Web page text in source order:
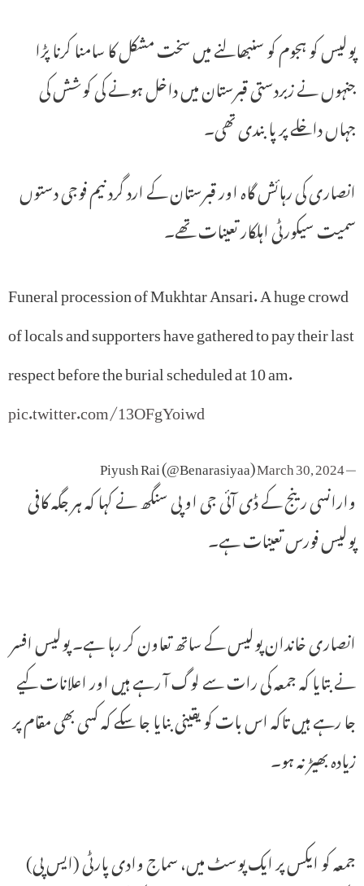
پولیس کو ہجوم کو سنبھالنے میں سخت مشکل کا سامنا کرنا پڑا
جنہوں نے زبردستی قبرستان میں داخل ہونے کی کوشش کی
جہاں داخلے پر پابندی تھی۔
انصاری کی رہائش گاہ اور قبرستان کے ارد گرد نیم فوجی دستوں
سمیت سیکورٹی اہلکار تعینات تھے۔
Funeral procession of Mukhtar Ansari. A huge crowd
of locals and supporters have gathered to pay their last
respect before the burial scheduled at 10 am.
pic.twitter.com/13OFgYoiwd
— Piyush Rai (@Benarasiyaa)
March 30, 2024
وارانسی رینج کے ڈی آئی جی او پی سنگھ نے کہا کہ ہر جگہ کافی
پولیس فورس تعینات ہے۔
انصاری خاندان پولیس کے ساتھ تعاون کر رہا ہے۔ پولیس افسر
نے بتایا کہ جمعہ کی رات سے لوگ آ رہے ہیں اور اعلانات کیے
جا رہے ہیں تاکہ اس بات کو یقینی بنایا جا سکے کہ کسی بھی مقام پر
زیادہ بھیڑ نہ ہو۔
جمعہ کو ایکس پر ایک پوسٹ میں، سماج وادی پارٹی (ایس پی)